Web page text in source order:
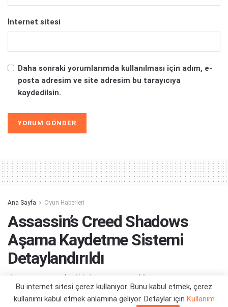
İnternet sitesi
Daha sonraki yorumlarımda kullanılması için adım, e-
posta adresim ve site adresim bu tarayıcıya
kaydedilsin.
Ana Sayfa Oyun Haberleri
Assassin’s Creed Shadows
Aşama Kaydetme Sistemi
Detaylandırıldı
Japonya seyahati için zaman yaklaşıyor...
Bu internet sitesi çerez kullanıyor. Bunu kabul etmek, çerez
kullanımı kabul etmek anlamına geliyor. Detaylar için Kullanım